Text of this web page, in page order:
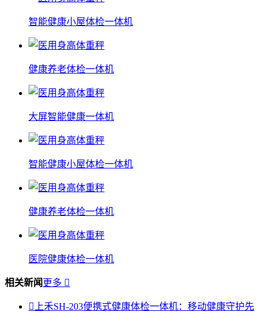
智能健康小屋体检一体机
健康养老体检一体机
大屏智能健康一体机
智能健康小屋体检一体机
健康养老体检一体机
医院健康体检一体机
相关新闻 更多 
 上禾SH-203便携式健康体检一体机：移动健康守护先